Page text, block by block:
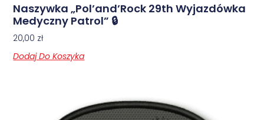
Naszywka „Pol’and’Rock 29th Wyjazdówka
Medyczny Patrol” 🔒
20,00 zł
Dodaj Do Koszyka